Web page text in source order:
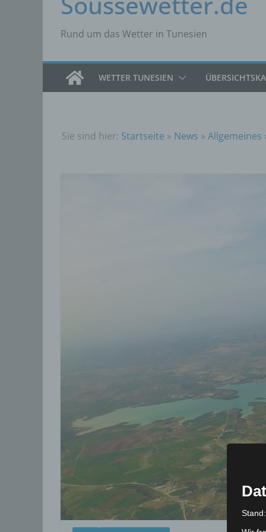
Rund um das Wetter in Tunesien
WETTER TUNESIEN
Sie sind hier: Startseite » News » Allgemeines